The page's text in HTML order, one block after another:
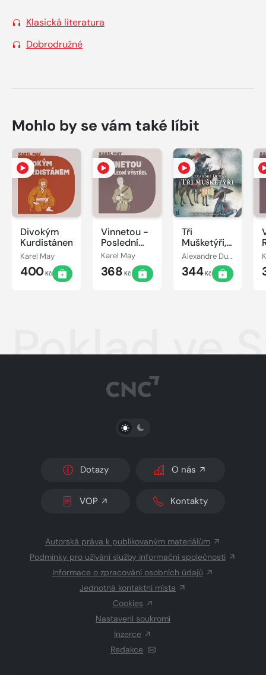
Klasická literatura
Dobrodružné
Mohlo by se vám také líbit
Divokým
Kurdistánem
Karel May
400Kč
Vinnetou -
Poslední
výstřel
Karel May
368 Kč
Tři
Mušketýři,
II. díl
Alexandre Dumas st.
344Kč
Poklad ve
PŘEPNOUT SVĚTLÝ/TMAVÝ REŽIM
Dotazy O nás
VOP Kontakty
Autorská práva k publikovaným materiálům
Podmínky pro užívání služby informační společnosti
Informace o zpracování osobních údajů
Jednotná kontaktní místa
Cookies
Nastavení soukromí
Inzerce
Redakce